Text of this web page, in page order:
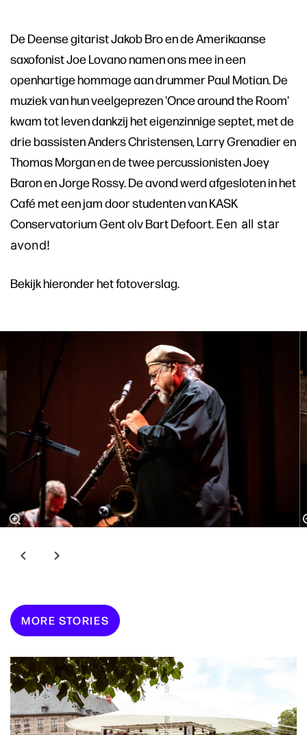
De Deense gitarist Jakob Bro en de Amerikaanse
saxofonist Joe Lovano namen ons mee in een
openhartige hommage aan drummer Paul Motian. De
muziek van hun veelgeprezen 'Once around the Room'
kwam tot leven dankzij het eigenzinnige septet, met de
drie bassisten Anders Christensen, Larry Grenadier en
Thomas Morgan en de twee percussionisten Joey
Baron en Jorge Rossy. De avond werd afgesloten in het
Café met een jam door studenten van KASK
Conservatorium Gent olv Bart Defoort.Een all star
avond!
Bekijk hieronder het fotoverslag.
MORE STORIES